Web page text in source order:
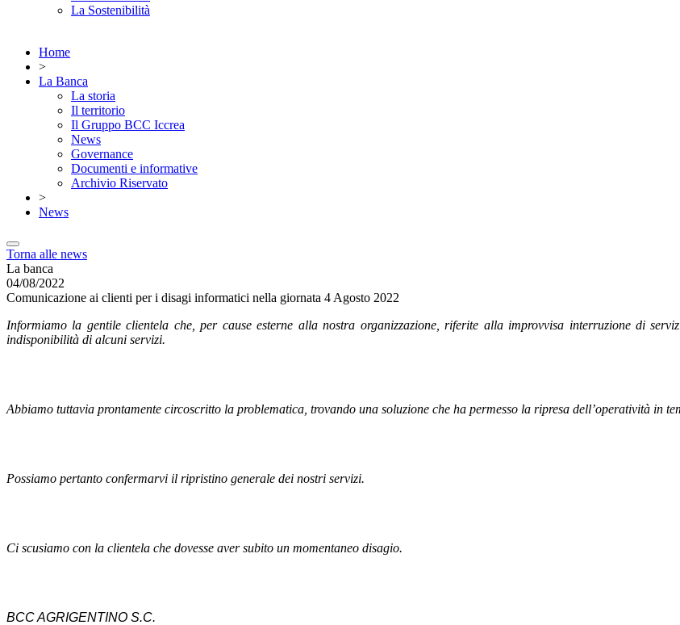
La Sostenibilità
Home
>
La Banca
La storia
Il territorio
Il Gruppo BCC Iccrea
News
Governance
Documenti e informative
Archivio Riservato
>
News
Torna alle news
La banca
04/08/2022
Comunicazione ai clienti per i disagi informatici nella giornata 4 Agosto 2022
Informiamo la gentile clientela che, per cause esterne alla nostra organizzazione, riferite alla improvvisa interruzione di
indisponibilità di alcuni servizi.
Abbiamo tuttavia prontamente circoscritto la problematica, trovando una soluzione che ha permesso la ripresa dell’operatività in
Possiamo pertanto confermarvi il ripristino generale dei nostri servizi.
Ci scusiamo con la clientela che dovesse aver subito un momentaneo disagio.
BCC AGRIGENTINO S.C.